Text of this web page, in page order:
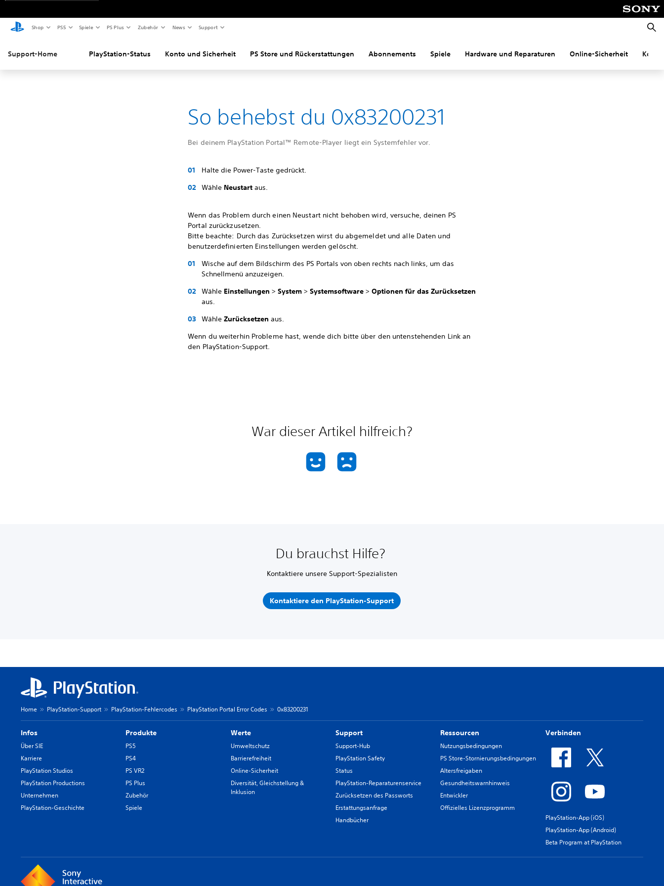
Shop PS5 Spiele PS Plus Zubehör News Support
Support-Home PlayStation-Status Konto und Sicherheit PS Store und Rückerstattungen Abonnements Spiele Hardware und Reparaturen Online-Sicherheit
So behebst du 0x83200231
Bei deinem PlayStation Portal™ Remote-Player liegt ein Systemfehler vor.
Halte die Power-Taste gedrückt.
Wähle Neustart aus.
Wenn das Problem durch einen Neustart nicht behoben wird, versuche, deinen PS
Portal zurückzusetzen.
Bitte beachte: Durch das Zurücksetzen wirst du abgemeldet und alle Daten und
benutzerdefinierten Einstellungen werden gelöscht.
Wische auf dem Bildschirm des PS Portals von oben rechts nach links, um das
Schnellmenü anzuzeigen.
Wähle Einstellungen >System >Systemsoftware >Optionen für das Zurücksetzen
aus.
WähleZurücksetzen aus.
Wenn du weiterhin Probleme hast, wende dich bitte über den untenstehenden Link an
den PlayStation-Support.
War dieser Artikel hilfreich?
Du brauchst Hilfe?
Kontaktiere unsere Support-Spezialisten
Kontaktiere den PlayStation-Support
Home PlayStation-Support PlayStation-Fehlercodes PlayStation Portal Error Codes 0x83200231
Infos
Über SIE
Karriere
PlayStation Studios
PlayStation Productions
Unternehmen
PlayStation-Geschichte
Produkte
PS5
PS4
PS VR2
PS Plus
Zubehör
Spiele
Werte
Umweltschutz
Barrierefreiheit
Online-Sicherheit
Diversität, Gleichstellung &
Inklusion
Support
Support-Hub
PlayStation Safety
Status
PlayStation-Reparaturenservice
Zurücksetzen des Passworts
Erstattungsanfrage
Handbücher
Ressourcen
Nutzungsbedingungen
PS Store-Stornierungsbedingungen
Altersfreigaben
Gesundheitswarnhinweis
Entwickler
Offizielles Lizenzprogramm
Verbinden
PlayStation-App (iOS)
PlayStation-App (Android)
Beta Program at PlayStation